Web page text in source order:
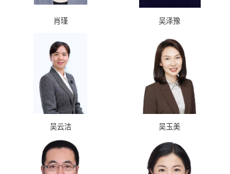
肖瑾 吴泽豫
吴云洁 吴玉美